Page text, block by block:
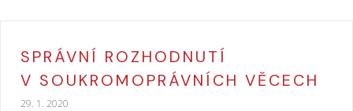
SPRÁVNÍ ROZHODNUTÍ
V SOUKROMOPRÁVNÍCH VĚCECH
29. 1. 2020